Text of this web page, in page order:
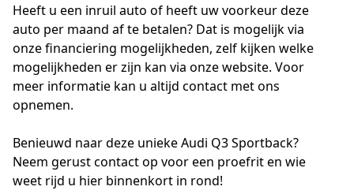
Heeft u een inruil auto of heeft uw voorkeur deze
auto per maand af te betalen? Dat is mogelijk via
onze financiering mogelijkheden, zelf kijken welke
mogelijkheden er zijn kan via onze website. Voor
meer informatie kan u altijd contact met ons
opnemen.
Benieuwd naar deze unieke Audi Q3 Sportback?
Neem gerust contact op voor een proefrit en wie
weet rijd u hier binnenkort in rond!